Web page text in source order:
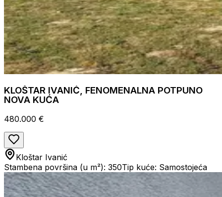
KLOŠTAR IVANIĆ, FENOMENALNA POTPUNO
NOVA KUĆA
480.000 €
Kloštar Ivanić
Stambena površina (u m²): 350Tip kuće: Samostojeća